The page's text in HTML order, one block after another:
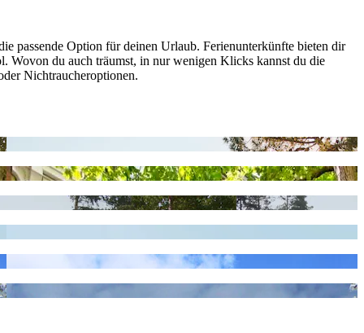
passende Option für deinen Urlaub. Ferienunterkünfte bieten dir
Wovon du auch träumst, in nur wenigen Klicks kannst du die
Nichtraucheroptionen.